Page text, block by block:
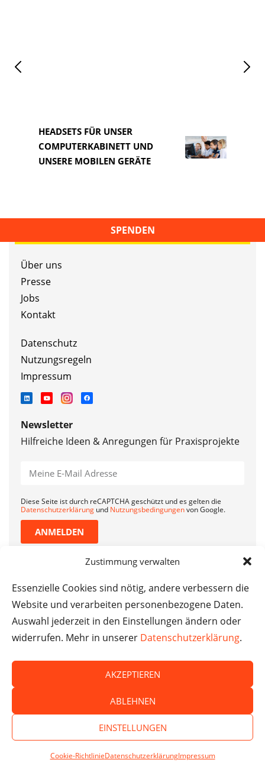
Zustimmung verwalten
Essenzielle Cookies sind nötig, andere verbessern die
Website und verarbeiten personenbezogene Daten.
Auswahl jederzeit in den Einstellungen ändern oder
widerrufen. Mehr in unserer Datenschutzerklärung.
AKZEPTIEREN
ABLEHNEN
EINSTELLUNGEN
Cookie-RichtlinieDatenschutzerklärungImpressum
HEADSETS FÜR UNSER
COMPUTERKABINETT UND
UNSERE MOBILEN GERÄTE
SPENDEN
Über uns
Presse
Jobs
Kontakt
Datenschutz
Nutzungsregeln
Impressum
Newsletter
Hilfreiche Ideen & Anregungen für Praxisprojekte
Diese Seite ist durch reCAPTCHA geschützt und es gelten die
Datenschutzerklärung und Nutzungsbedingungenvon Google.
ANMELDEN
nicht für die Inhalte externer Websites.